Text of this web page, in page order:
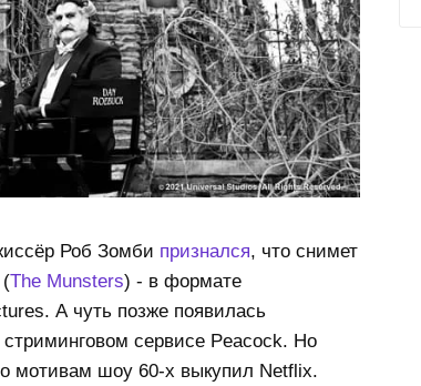
Роб Зомби признался, что снимет
The Munsters) - в формате
А чуть позже появилась
сервисе Peacock. Но
мотивам шоу 60-х выкупил Netflix.